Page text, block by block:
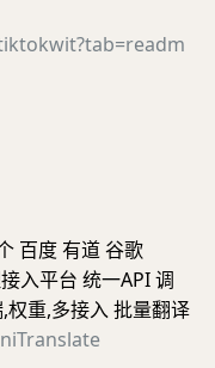
百度 有道 谷歌
入平台 统一API 调
权重,多接入 批量翻译